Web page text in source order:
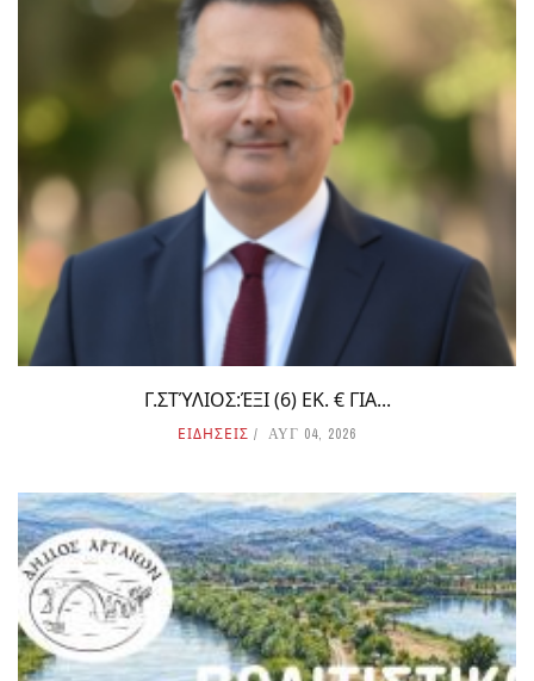
Γ.ΣΤΎΛΙΟΣ:ΈΞΙ (6) ΕΚ. € ΓΙΑ...
ΕΙΔΗΣΕΙΣ ΑΥΓ 04, 2026